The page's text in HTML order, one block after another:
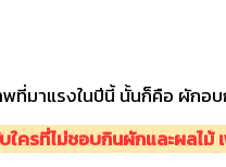
ที่มาแรงในปีนี้ นั้นก็คือ ผักอ
ใครที่ไม่ชอบกินผักและผลไม้